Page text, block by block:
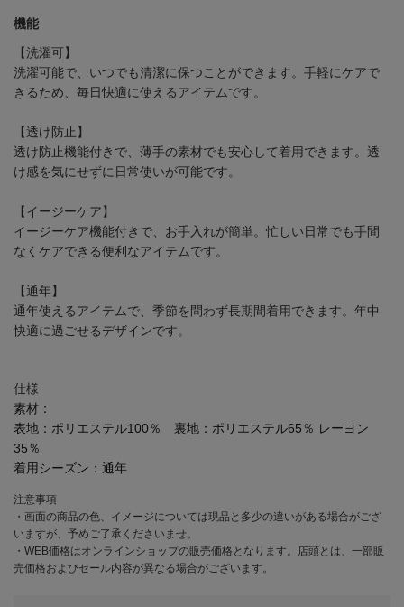
機能
【洗濯可】
洗濯可能で、いつでも清潔に保つことができます。手軽にケアで
きるため、毎日快適に使えるアイテムです。
【透け防止】
透け防止機能付きで、薄手の素材でも安心して着用できます。透
け感を気にせずに日常使いが可能です。
【イージーケア】
イージーケア機能付きで、お手入れが簡単。忙しい日常でも手間
なくケアできる便利なアイテムです。
【通年】
通年使えるアイテムで、季節を問わず長期間着用できます。年中
快適に過ごせるデザインです。
仕様
素材：
表地：ポリエステル100％ 裏地：ポリエステル65％ レーヨン
35％
着用シーズン： 通年
注意事項
・画面の商品の色、イメージについては現品と多少の違いがある場合がござ
いますが、予めご了承くださいませ。
・WEB価格はオンラインショップの販売価格となります。店頭とは、一部販
売価格およびセール内容が異なる場合がございます。